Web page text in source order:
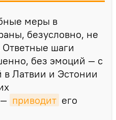
меры в
безусловно, не
Ответные шаги
без эмоций — с
Латвии и Эстонии
приводит его